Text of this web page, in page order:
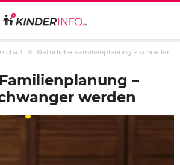
Natürliche Familienplanung – schneller
–
werden